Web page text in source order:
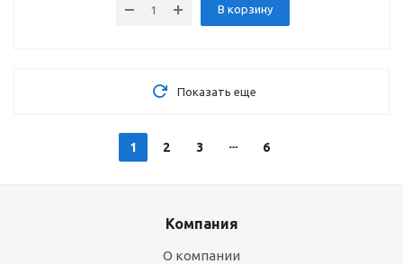
В корзину
Показать еще
1 2 3 6
Компания
О компании